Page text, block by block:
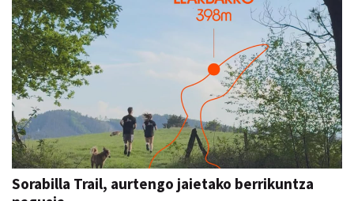
Sorabilla Trail, aurtengo jaietako berrikuntza